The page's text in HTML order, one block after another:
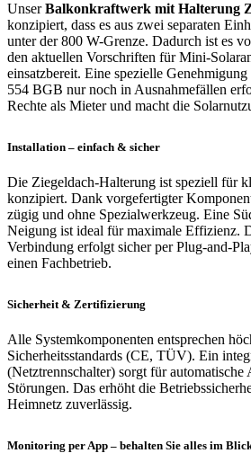
UnserBalkonkraftwerk mit Halterung
konzipiert, dass es aus zwei separaten
unter der 800 W-Grenze. Dadurch ist es
den aktuellen Vorschriften für Mini-
einsatzbereit. Eine spezielle
554 BGB nur noch in Ausnahmefällen
Rechte als Mieter und macht die
Installation – einfach & sicher
Die Ziegeldach-Halterung ist speziell für
konzipiert. Dank vorgefertigter
zügig und ohne Spezialwerkzeug. Eine
Neigung ist ideal für maximale Effizienz.
Verbindung erfolgt sicher per Plug-and-
einen Fachbetrieb.
Sicherheit & Zertifizierung
Alle Systemkomponenten entsprechen
Sicherheitsstandards (CE, TÜV). Ein
(Netztrennschalter) sorgt für automatische
Störungen. Das erhöht die
Heimnetz zuverlässig.
Monitoring per App – behalten Sie alles im